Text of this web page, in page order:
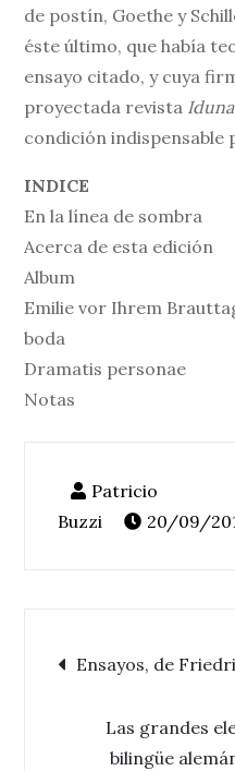
de postín, Goethe y
éste último, que había
ensayo citado, y cuya
proyectada revista Iduna
condición
INDICE
En la línea de sombra
Acerca de esta edición
Album
Emilie vor Ihrem
boda
Dramatis personae
Notas
20/09/
de
Ensayos, de
Las grandes
bilingüe